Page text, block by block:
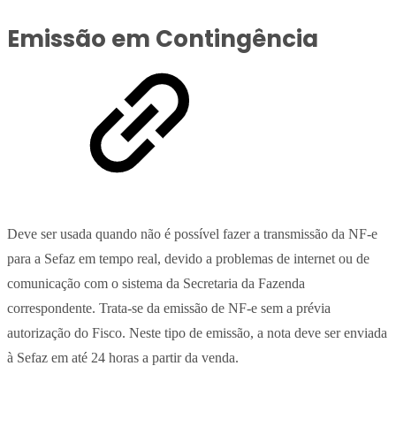
Emissão em Contingência
Deve ser usada quando não é possível fazer a transmissão da NF-e
para a Sefaz em tempo real, devido a problemas de internet ou de
comunicação com o sistema da Secretaria da Fazenda
correspondente. Trata-se da emissão de NF-e sem a prévia
autorização do Fisco. Neste tipo de emissão, a nota deve ser enviada
à Sefaz em até 24 horas a partir da venda.